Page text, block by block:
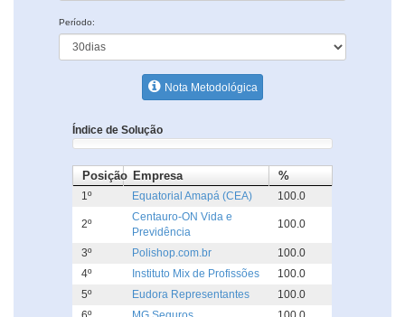
Período:
Nota Metodológica
Índice de Solução
Posição Empresa %
1º Equatorial Amapá (CEA) 100.0
2º
Centauro-ON Vida e
Previdência
100.0
3º Polishop.com.br
100.0
4º
Instituto Mix de Profissões
100.0
5º
Eudora Representantes
100.0